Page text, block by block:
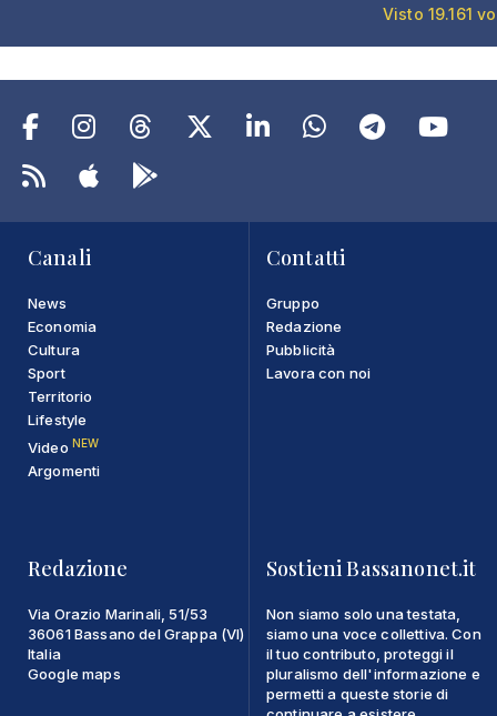
Visto 19.161
Canali
News
Economia
Cultura
Sport
Territorio
Lifestyle
Video NEW
Argomenti
Contatti
Gruppo
Redazione
Pubblicità
Lavora con noi
Redazione
Via Orazio Marinali, 51/53
36061 Bassano del Grappa (VI)
Italia
Google maps
Sostieni Bassanonet.it
Non siamo solo una testata,
siamo una voce collettiva. Con
il tuo contributo, proteggi il
pluralismo dell'informazione e
permetti a queste storie di